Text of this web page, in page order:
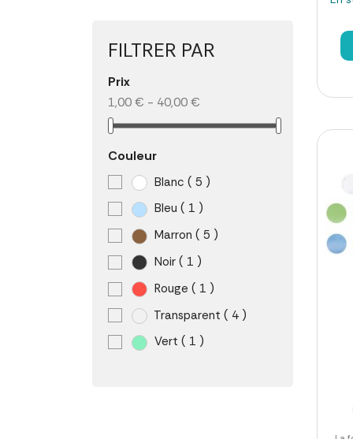
FILTRER PAR
Prix
1,00 € - 40,00 €
Couleur
Blanc ( 5 )
Bleu ( 1 )
Marron ( 5 )
Noir ( 1 )
Rouge ( 1 )
Transparent ( 4 )
Vert ( 1 )